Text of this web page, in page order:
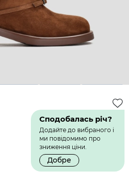
3 4 5
Сподобалась річ?
Додайте до вибраного і
ми повідомимо про
зниження ціни.
Добре